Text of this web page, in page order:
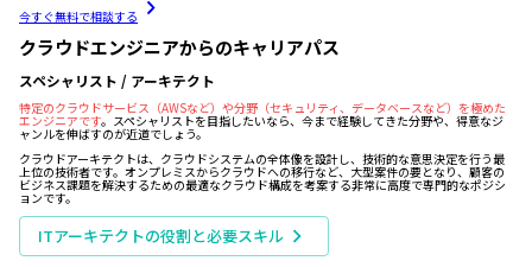
今すぐ無料で相談する
クラウドエンジニアからのキャリアパス
スペシャリスト / アーキテクト
特定のクラウドサービス（AWSなど）や分野（セキュリティ、データベースなど）を極めた
エンジニアです。スペシャリストを目指したいなら、今まで経験してきた分野や、得意なジ
ャンルを伸ばすのが近道でしょう。
クラウドアーキテクトは、クラウドシステムの全体像を設計し、技術的な意思決定を行う最
上位の技術者です。オンプレミスからクラウドへの移行など、大型案件の要となり、顧客の
ビジネス課題を解決するための最適なクラウド構成を考案する非常に高度で専門的なポジシ
ョンです。
ITアーキテクトの役割と必要スキル